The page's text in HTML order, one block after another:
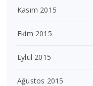
Kasım 2015
Ekim 2015
Eylül 2015
Ağustos 2015